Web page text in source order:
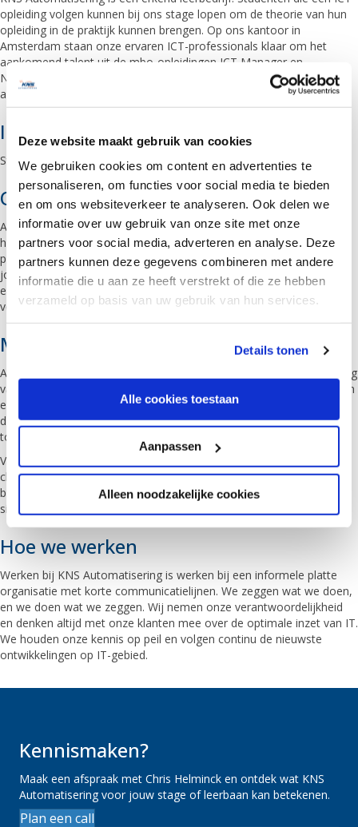
Deze website maakt gebruik van cookies
We gebruiken cookies om content en advertenties te
personaliseren, om functies voor social media te bieden
en om ons websiteverkeer te analyseren. Ook delen we
informatie over uw gebruik van onze site met onze
partners voor social media, adverteren en analyse. Deze
partners kunnen deze gegevens combineren met andere
informatie die u aan ze heeft verstrekt of die ze hebben
verzameld op basis van uw gebruik van hun services.
Details tonen
Alle cookies toestaan
Aanpassen
Alleen noodzakelijke cookies
opleiding volgen kunnen bij ons stage lopen om de theorie van hun
opleiding in de praktijk kunnen brengen. Op ons kantoor in
Amsterdam staan onze ervaren ICT-professionals klaar om het
aankomend talent uit de mbo-opleidingen ICT Manager en
Netwerkbeheerder te laten proeven aan, en voorbereiden op de
arbeidsmarkt.
Interesse?
Stuur je CV naarsollicitatie@kns.nlof bel naar 020-40 80 971.
Over KNS Automatisering
Al sinds 1995 is KNS Automatisering de full service ICT-partner voor
het MKB. Bij ons is de klant geen nummer; onze aanpak is altijd
persoonlijk en professioneel. Wij zijn geen snelle commerciële
jongens die op jacht zijn naar ‘de volgende deal’ maar betrokken en
enthousiaste IT’ers die altijd op zoek zijn naar de beste oplossing
voor de klant.
Managed Service Provider
Als Managed Service Provider beheren wij de volledige ICT-omgeving
van onze klanten. Om dit te kunnen realiseren maken wij gebruik van
een MSP-systeem en ons provisioningsysteem. Hiermee kunnen wij
de beheertaken automatiseren en tegelijkertijd eenvoudig
toegankelijk maken voor onze klanten.
Van server tot desktop, van lokale netwerken tot datacenter en de
cloud: alle hard- en software wordt door ons gemonitord en
beheerd. Hierdoor kunnen we eventuele problemen vroegtijdig
signaleren en zoveel mogelijk voorkomen.
Hoe we werken
Werken bij KNS Automatisering is werken bij een informele platte
organisatie met korte communicatielijnen. We zeggen wat we doen,
en we doen wat we zeggen. Wij nemen onze verantwoordelijkheid
en denken altijd met onze klanten mee over de optimale inzet van IT.
We houden onze kennis op peil en volgen continu de nieuwste
ontwikkelingen op IT-gebied.
Kennismaken?
Maak een afspraak met Chris Helminck en ontdek wat KNS
Automatisering voor jouw stage of leerbaan kan betekenen.
Plan een call